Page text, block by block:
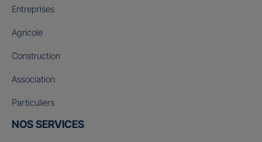
Entreprises
Agricole
Construction
Association
Particuliers
NOS SERVICES